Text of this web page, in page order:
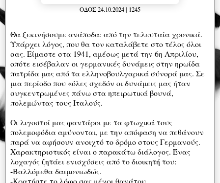
ΟΔΟΣ 24.10.2024 | 1245
Θα ξεκινήσουμε ανάποδα: από την τελευταία χρονικά.
Υπάρχει λόγος, που θα τον καταλάβετε στο τέλος όλοι
σας. Είμαστε στα 1941, αμέσως μετά την 6η Απριλίου,
οπότε εισέβαλαν οι γερμανικές δυνάμεις στην ηρωίδα
πατρίδα μας από τα ελληνοβουλγαρικά σύνορά μας. Σε
μια περίοδο που «όλες σχεδόν οι δυνάμεις μας ήταν
συγκεντρωμένες πάνω στα ηπειρωτικά βουνά,
πολεμώντας τους Ιταλούς.
Οι λιγοστοί μας φαντάροι με τα φτωχικά τους
πολεμοφόδια αμύνονται, με την απόφαση να πεθάνουν
παρά να αφήσουν ανοιχτό το δρόμο στους Γερμανούς.
Χαρακτηριστικός είναι ο παρακάτω διάλογος. Ένας
λοχαγός ζητάει ενισχύσεις από το διοικητή του:
-Βαλλόμεθα δαιμονιωδώς.
-Κρατήστε το λόφο σας μέχρι θανάτου.